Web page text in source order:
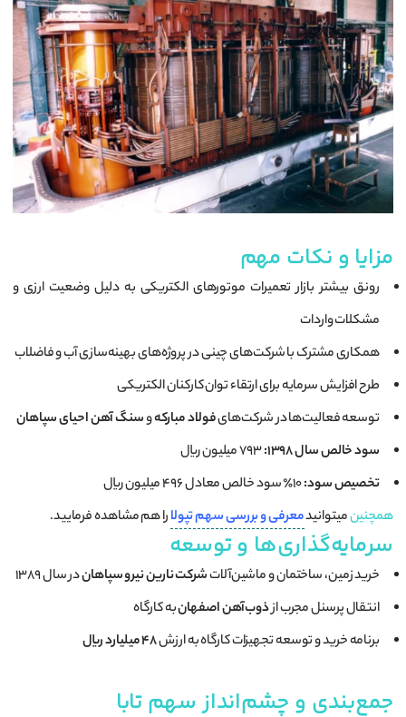
مزایا و نکات مهم
رونق بیشتر بازار تعمیرات موتورهای الکتریکی به دلیل وضعیت ارزی و
مشکلات واردات
همکاری مشترک با شرکت‌های چینی در پروژه‌های بهینه‌سازی آب و فاضلاب
طرح افزایش سرمایه برای ارتقاء توان کارکنان الکتریکی
توسعه فعالیت‌ها در شرکت‌هایفولاد مبارکهوسنگ آهن احیای سپاهان
سود خالص سال ۱۳۹۸:
۷۹۳ میلیون ریال
تخصیص سود:
همچنینمیتوانیدمعرفی و بررسی سهم تپولارا هم مشاهده فرمایید.
سرمایه‌گذاری‌ها و توسعه
خرید زمین، ساختمان و ماشین‌آلاتشرکت نارین نیرو سپاهاندر سال ۱۳۸۹
انتقال پرسنل مجرب ازذوب‌آهن اصفهانبه کارگاه
برنامه خرید و توسعه تجهیزات کارگاه به ارزش۴۸ میلیارد ریال
جمع‌بندی و چشم‌انداز سهم تابا